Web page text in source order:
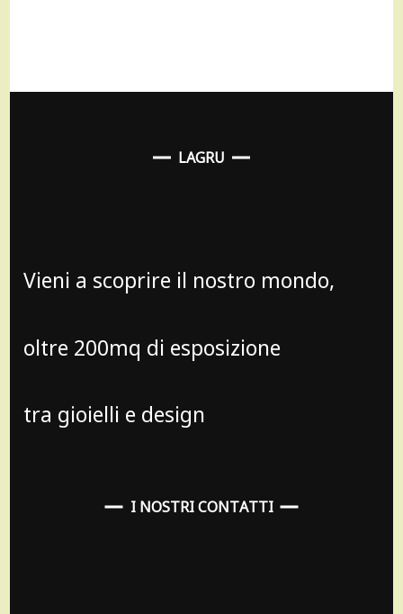
LAGRU
Vieni a scoprire il nostro mondo,
oltre 200mq di esposizione
tra gioielli e design
I NOSTRI CONTATTI